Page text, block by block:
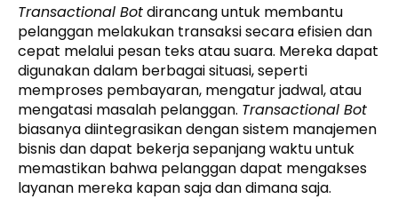
Transactional Botdirancang untuk membantu
pelanggan melakukan transaksi secara efisien dan
cepat melalui pesan teks atau suara. Mereka dapat
digunakan dalam berbagai situasi, seperti
memproses pembayaran, mengatur jadwal, atau
mengatasi masalah pelanggan. Transactional Bot
biasanya diintegrasikan dengan sistem manajemen
bisnis dan dapat bekerja sepanjang waktu untuk
memastikan bahwa pelanggan dapat mengakses
layanan mereka kapan saja dan dimana saja.